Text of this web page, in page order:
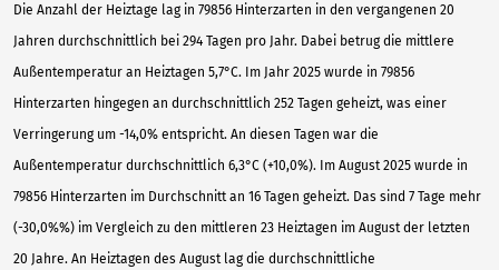
Die Anzahl der Heiztage lag in 79856 Hinterzarten in den vergangenen 20
Jahren durchschnittlich bei 294 Tagen pro Jahr. Dabei betrug die mittlere
Außentemperatur an Heiztagen 5,7°C. Im Jahr 2025 wurde in 79856
Hinterzarten hingegen an durchschnittlich 252 Tagen geheizt, was einer
Verringerung um -14,0% entspricht. An diesen Tagen war die
Außentemperatur durchschnittlich 6,3°C (+10,0%). Im August 2025 wurde in
79856 Hinterzarten im Durchschnitt an 16 Tagen geheizt. Das sind 7 Tage mehr
(-30,0%%) im Vergleich zu den mittleren 23 Heiztagen im August der letzten
20 Jahre. An Heiztagen des August lag die durchschnittliche